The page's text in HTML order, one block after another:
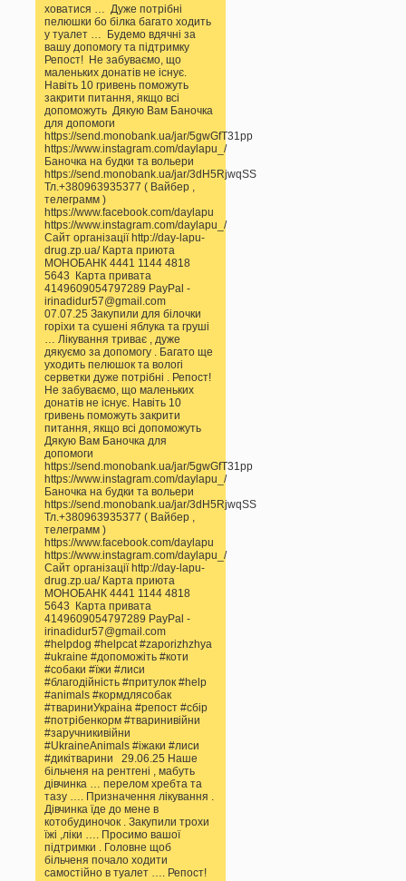
ховатися … Дуже потрібні
пелюшки бо білка багато ходить
у туалет … Будемо вдячні за
вашу допомогу та підтримку
Репост! Не забуваємо, що
маленьких донатів не існує.
Навіть 10 гривень поможуть
закрити питання, якщо всі
допоможуть Дякую Вам Баночка
для допомоги
https://send.monobank.ua/jar/5gwGfT31pp
https://www.instagram.com/daylapu_/
Баночка на будки та вольери
https://send.monobank.ua/jar/3dH5RjwqSS
Тл.+380963935377 ( Вайбер ,
телеграмм )
https://www.facebook.com/daylapu
https://www.instagram.com/daylapu_/
Сайт організації http://day-lapu-
drug.zp.ua/ Карта приюта
МОНОБАНК 4441 1144 4818
5643 Карта привата
4149609054797289 PayPal -
irinadidur57@gmail.com
07.07.25 Закупили для білочки
горіхи та сушені яблука та груші
… Лікування триває , дуже
дякуємо за допомогу . Багато ще
уходить пелюшок та вологі
серветки дуже потрібні . Репост!
Не забуваємо, що маленьких
донатів не існує. Навіть 10
гривень поможуть закрити
питання, якщо всі допоможуть
Дякую Вам Баночка для
допомоги
https://send.monobank.ua/jar/5gwGfT31pp
https://www.instagram.com/daylapu_/
Баночка на будки та вольери
https://send.monobank.ua/jar/3dH5RjwqSS
Тл.+380963935377 ( Вайбер ,
телеграмм )
https://www.facebook.com/daylapu
https://www.instagram.com/daylapu_/
Сайт організації http://day-lapu-
drug.zp.ua/ Карта приюта
МОНОБАНК 4441 1144 4818
5643 Карта привата
4149609054797289 PayPal -
irinadidur57@gmail.com
#helpdog #helpcat #zaporizhzhya
#ukraine #допоможіть #коти
#собаки #їжи #лиси
#благодійність #притулок #help
#animals #кормдлясобак
#твариниУкраіна #репост #сбір
#потрібенкорм #тваринивійни
#заручникивійни
#UkraineAnimals #іжаки #лиси
#дикітварини 29.06.25 Наше
більченя на рентгені , мабуть
дівчинка … перелом хребта та
тазу …. Призначення лікування .
Дівчинка їде до мене в
котобудиночок . Закупили трохи
їжі ,ліки …. Просимо вашої
підтримки . Головне щоб
більченя почало ходити
самостійно в туалет …. Репост!